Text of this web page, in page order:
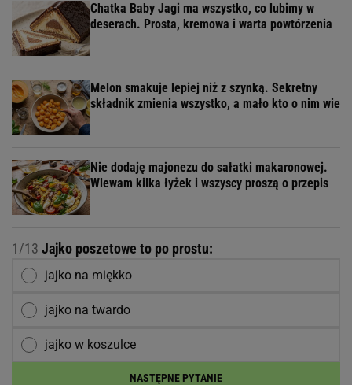
Chatka Baby Jagi ma wszystko, co lubimy w
deserach. Prosta, kremowa i warta powtórzenia
Melon smakuje lepiej niż z szynką. Sekretny
składnik zmienia wszystko, a mało kto o nim wie
Nie dodaję majonezu do sałatki makaronowej.
Wlewam kilka łyżek i wszyscy proszą o przepis
1/13 Jajko poszetowe to po prostu:
jajko na miękko
jajko na twardo
jajko w koszulce
NASTĘPNE PYTANIE